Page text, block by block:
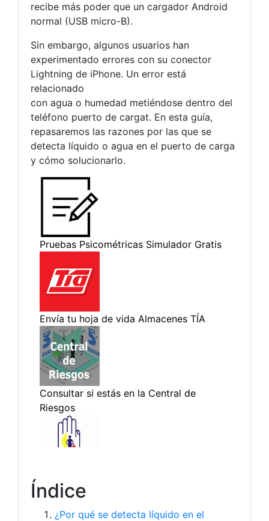
recibe más poder que un cargador Android
normal (USB micro-B).
Sin embargo, algunos usuarios han
experimentado errores con su conector
Lightning de iPhone. Un error está
relacionado
con agua o humedad metiéndose dentro del
teléfono puerto de cargat. En esta guía,
repasaremos las razones por las que se
detecta líquido o agua en el puerto de carga
y cómo solucionarlo.
Índice
¿Por qué se detecta líquido en el